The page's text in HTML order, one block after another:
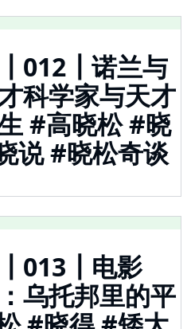
诺兰与
科学家与天才
#高晓松 #晓
说 #晓松奇谈
电影
乌托邦里的平